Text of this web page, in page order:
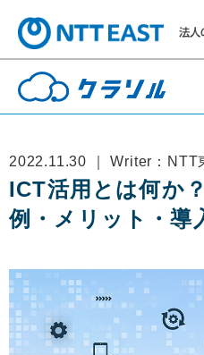
2022.11.30 ｜ Writer：NTT
ICT活用とは何か
例・メリット・導